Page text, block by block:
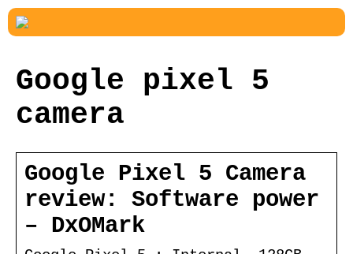
Google pixel 5
camera
Google Pixel 5 Camera
review: Software power
– DxOMark